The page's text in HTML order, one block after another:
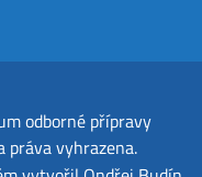
odborné přípravy
práva vyhrazena.